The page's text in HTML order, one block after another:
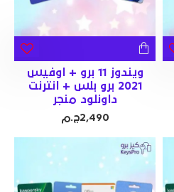
ويندوز 11 برو + اوفيس
2021 برو بلس + انترنت
داونلود منجر
2,490ج.م